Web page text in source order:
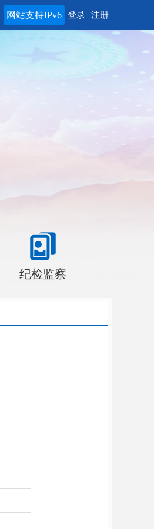
登录 注册
网站支持IPv6
纪检监察